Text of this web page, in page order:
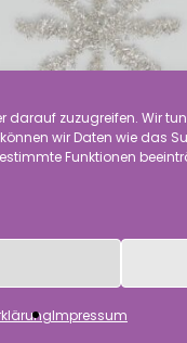
zuzugreifen. Wir
wir Daten wie das
Funktionen
Impressum
Durchmesser 10